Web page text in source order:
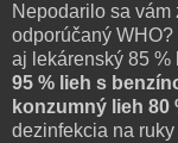
Nepodarilo sa
odporúčaný
aj lekárenský 85
95 % lieh s
konzumný lieh 80
dezinfekcia na